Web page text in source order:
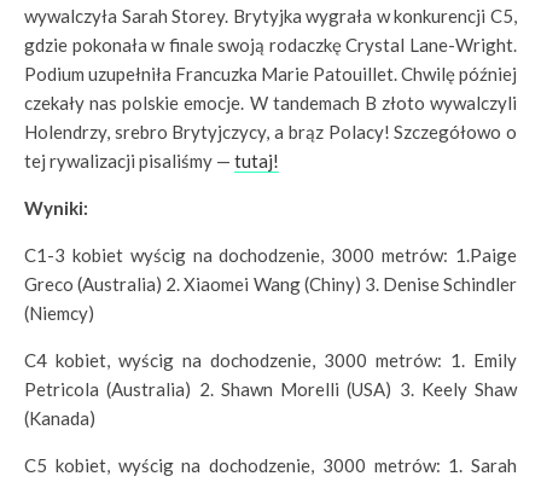
wywalczyła Sarah Storey. Brytyjka wygrała w konkurencji C5,
gdzie pokonała w finale swoją rodaczkę Crystal Lane-Wright.
Podium uzupełniła Francuzka Marie Patouillet. Chwilę później
czekały nas polskie emocje. W tandemach B złoto wywalczyli
Holendrzy, srebro Brytyjczycy, a brąz Polacy! Szczegółowo o
tej rywalizacji pisaliśmy — tutaj!
Wyniki:
C1-3 kobiet wyścig na dochodzenie, 3000 metrów: 1.Paige
Greco (Australia) 2. Xiaomei Wang (Chiny) 3. Denise Schindler
(Niemcy)
C4 kobiet, wyścig na dochodzenie, 3000 metrów: 1. Emily
Petricola (Australia) 2. Shawn Morelli (USA) 3. Keely Shaw
(Kanada)
C5 kobiet, wyścig na dochodzenie, 3000 metrów: 1. Sarah